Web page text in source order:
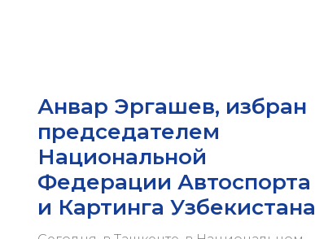
Анвар Эргашев, избран
председателем
Национальной
Федерации Автоспорта
и Картинга Узбекистана